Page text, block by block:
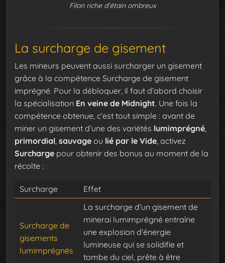
Filon riche d’étain ombreux
La surcharge de gisement
Les mineurs peuvent aussi surcharger un gisement
grâce à la compétence Surcharge de gisement
imprégné. Pour la débloquer, il faut d’abord choisir
la spécialisation En veine de Midnight. Une fois la
compétence obtenue, c’est tout simple : avant de
miner un gisement d’une des variétés lumimprégné,
primordial, sauvage ou lié par le Vide, activez
Surcharge pour obtenir des bonus au moment de la
récolte :
Surcharge Effet
Surcharge de
gisements
lumimprégnés
La surcharge d’un gisement de
minerai lumimprégné entraîne
une explosion d’énergie
lumineuse qui se solidifie et
tombe du ciel, prête à être